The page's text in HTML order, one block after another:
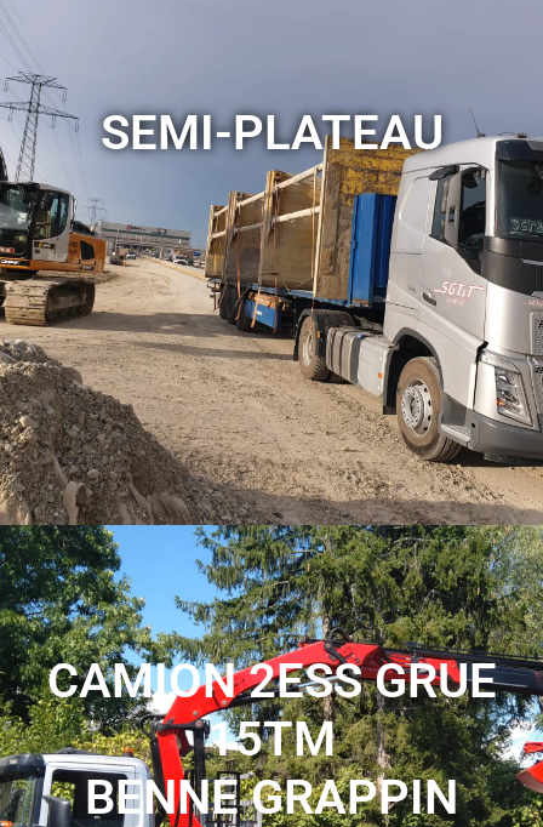
SEMI-PLATEAU
Nos semi-plateaux offrent une solution de transport
polyvalente et fiable pour les charges encombrantes,
permettant une livraison efficace et sécurisée sur vos
chantiers.
CAMION 2ESS GRUE
15TM
BENNE GRAPPIN